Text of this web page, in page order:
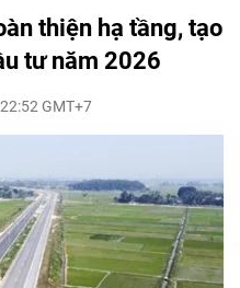
thiện hạ tầng, tạo
tư năm 2026
GMT+7